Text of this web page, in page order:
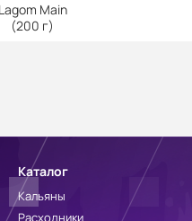
Lagom Main
(200 г)
Каталог
Кальяны
Расходники